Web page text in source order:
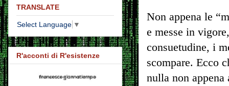
Non appena le
e messe in
consuetudine, i
scompare. Ecco
nulla non
TRANSLATE
Select Language ▼
R'acconti di R'esistenze